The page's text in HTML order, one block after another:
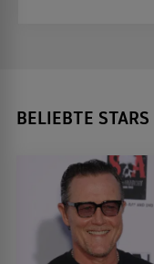
BELIEBTE STARS